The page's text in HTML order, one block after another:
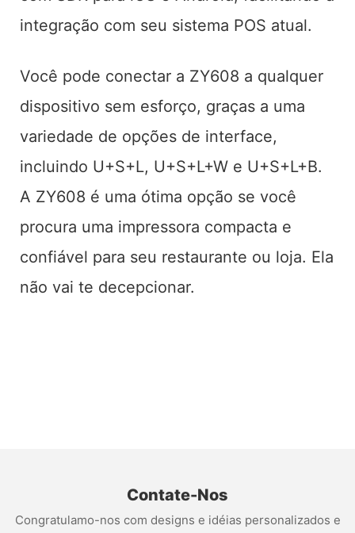
integração com seu sistema POS atual.
Você pode conectar a ZY608 a qualquer
dispositivo sem esforço, graças a uma
variedade de opções de interface,
incluindo U+S+L, U+S+L+W e U+S+L+B.
A ZY608 é uma ótima opção se você
procura uma impressora compacta e
confiável para seu restaurante ou loja. Ela
não vai te decepcionar.
Contate-Nos
Congratulamo-nos com designs e idéias personalizados e